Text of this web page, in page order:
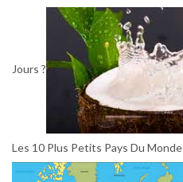
Jours ?
Les 10 Plus Petits Pays Du Monde